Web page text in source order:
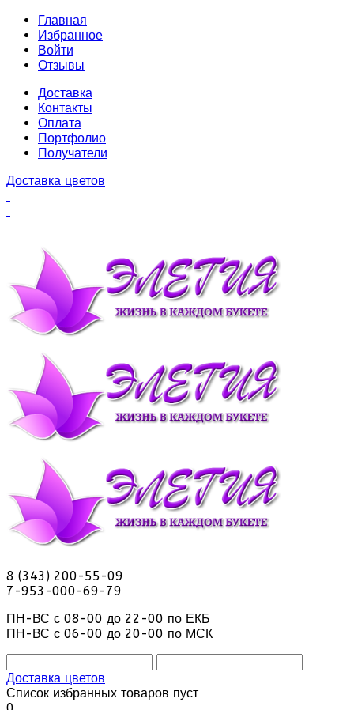
Главная
Избранное
Войти
Отзывы
Доставка
Контакты
Оплата
Портфолио
Получатели
Доставка цветов
8 (343) 200-55-09
7-953-000-69-79
ПН-ВС с 08-00 до 22-00 по ЕКБ
ПН-ВС с 06-00 до 20-00 по МСК
Доставка цветов
Список избранных товаров пуст